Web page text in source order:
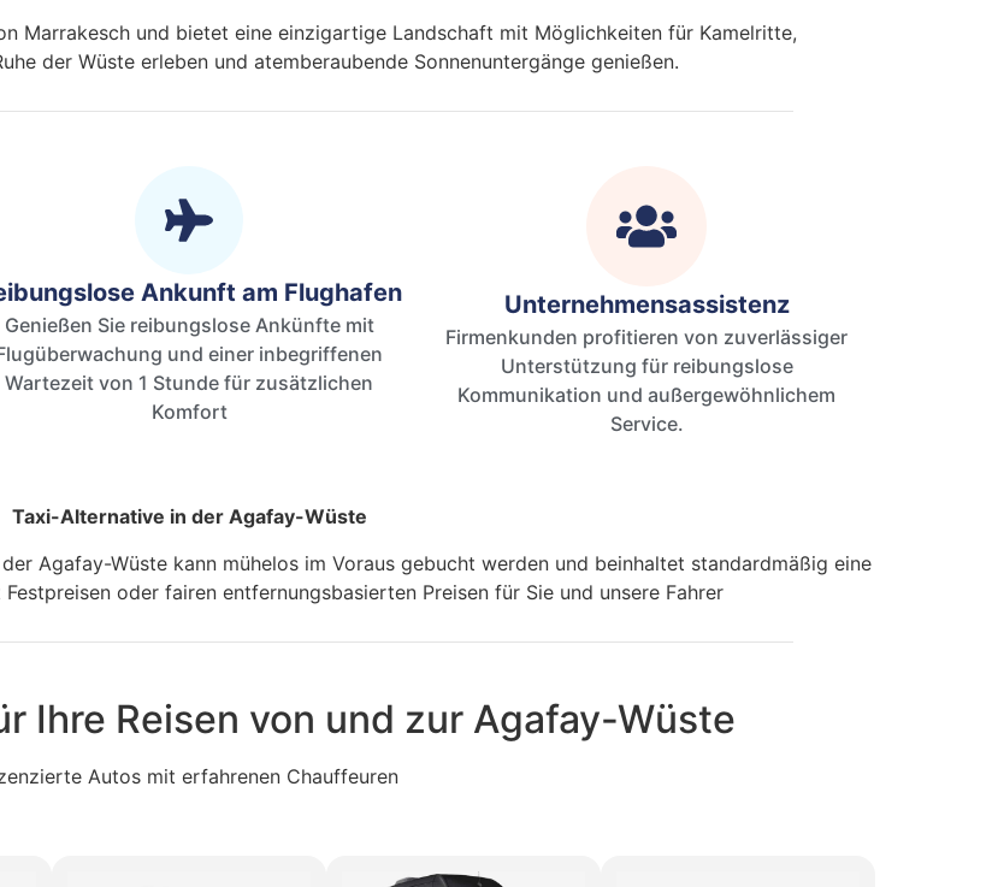
Marrakesch und bietet eine einzigartige Landschaft mit Möglichkeiten für Kamelritte,
der Wüste erleben und atemberaubende Sonnenuntergänge genießen.
Ankunft am Flughafen
Genießen Sie reibungslose Ankünfte mit
und einer inbegriffenen
Wartezeit von 1 Stunde für zusätzlichen
Komfort
Unternehmensassistenz
Firmenkunden profitieren von zuverlässiger
Unterstützung für reibungslose
Kommunikation und außergewöhnlichem
Service.
Taxi-Alternative in der Agafay-Wüste
Agafay-Wüste kann mühelos im Voraus gebucht werden und beinhaltet standardmäßig eine
oder fairen entfernungsbasierten Preisen für Sie und unsere Fahrer
Ihre Reisen von und zur Agafay-Wüste
Autos mit erfahrenen Chauffeuren